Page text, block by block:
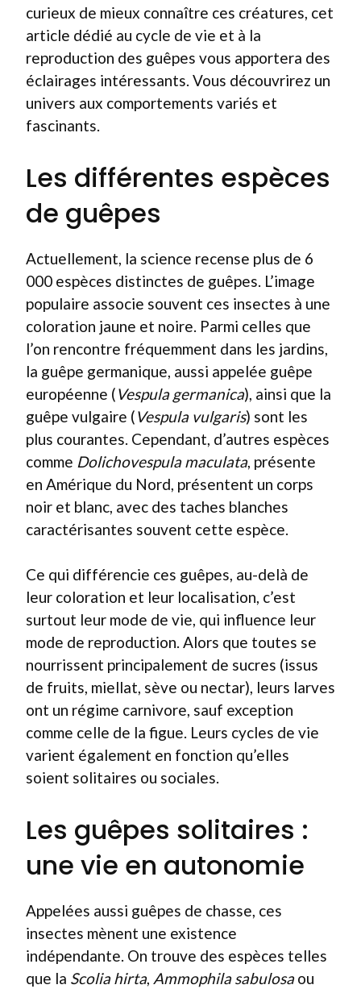
curieux de mieux connaître ces créatures, cet
article dédié au cycle de vie et à la
reproduction des guêpes vous apportera des
éclairages intéressants. Vous découvrirez un
univers aux comportements variés et
fascinants.
Les différentes espèces
de guêpes
Actuellement, la science recense plus de 6
000 espèces distinctes de guêpes. L’image
populaire associe souvent ces insectes à une
coloration jaune et noire. Parmi celles que
l’on rencontre fréquemment dans les jardins,
la guêpe germanique, aussi appelée guêpe
européenne (Vespula germanica), ainsi que la
guêpe vulgaire (Vespula vulgaris) sont les
plus courantes. Cependant, d’autres espèces
comme Dolichovespula maculata, présente
en Amérique du Nord, présentent un corps
noir et blanc, avec des taches blanches
caractérisantes souvent cette espèce.
Ce qui différencie ces guêpes, au-delà de
leur coloration et leur localisation, c’est
surtout leur mode de vie, qui influence leur
mode de reproduction. Alors que toutes se
nourrissent principalement de sucres (issus
de fruits, miellat, sève ou nectar), leurs larves
ont un régime carnivore, sauf exception
comme celle de la figue. Leurs cycles de vie
varient également en fonction qu’elles
soient solitaires ou sociales.
Les guêpes solitaires :
une vie en autonomie
Appelées aussi guêpes de chasse, ces
insectes mènent une existence
indépendante. On trouve des espèces telles
que la Scolia hirta, Ammophila sabulosaou